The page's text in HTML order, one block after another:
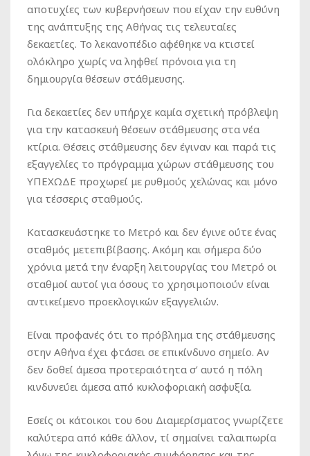
αποτυχίες των κυβερνήσεων που είχαν την ευθύνη
της ανάπτυξης της Αθήνας τις τελευταίες
δεκαετίες. Το λεκανοπέδιο αφέθηκε να κτιστεί
ολόκληρο χωρίς να ληφθεί πρόνοια για τη
δημιουργία θέσεων στάθμευσης.
Για δεκαετίες δεν υπήρχε καμία σχετική πρόβλεψη
για την κατασκευή θέσεων στάθμευσης στα νέα
κτίρια. Θέσεις στάθμευσης δεν έγιναν και παρά τις
εξαγγελίες το πρόγραμμα χώρων στάθμευσης του
ΥΠΕΧΩΔΕ προχωρεί με ρυθμούς χελώνας και μόνο
για τέσσερις σταθμούς.
Κατασκευάστηκε το Μετρό και δεν έγινε ούτε ένας
σταθμός μετεπιβίβασης. Ακόμη και σήμερα δύο
χρόνια μετά την έναρξη λειτουργίας του Μετρό οι
σταθμοί αυτοί για όσους το χρησιμοποιούν είναι
αντικείμενο προεκλογικών εξαγγελιών.
Είναι προφανές ότι το πρόβλημα της στάθμευσης
στην Αθήνα έχει φτάσει σε επικίνδυνο σημείο. Αν
δεν δοθεί άμεσα προτεραιότητα σ’ αυτό η πόλη
κινδυνεύει άμεσα από κυκλοφοριακή ασφυξία.
Εσείς οι κάτοικοι του 6ου Διαμερίσματος γνωρίζετε
καλύτερα από κάθε άλλον, τί σημαίνει ταλαιπωρία